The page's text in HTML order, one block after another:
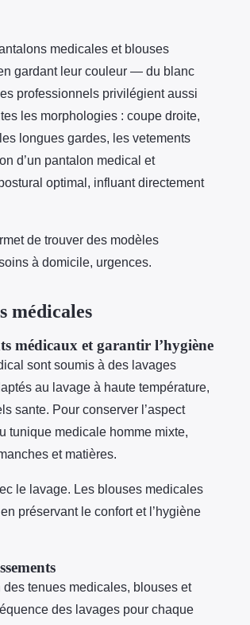
medicales et blouses
gardant leur couleur — du blanc
professionnels privilégient aussi
les morphologies : coupe droite,
longues gardes, les vetements
d’un pantalon medical et
optimal, influant directement
de trouver des modèles
à domicile, urgences.
médicales
médicaux et garantir l’hygiène
sont soumis à des lavages
au lavage à haute température,
sante. Pour conserver l’aspect
tunique medicale homme mixte,
et matières.
le lavage. Les blouses medicales
préservant le confort et l’hygiène
tenues medicales, blouses et
des lavages pour chaque